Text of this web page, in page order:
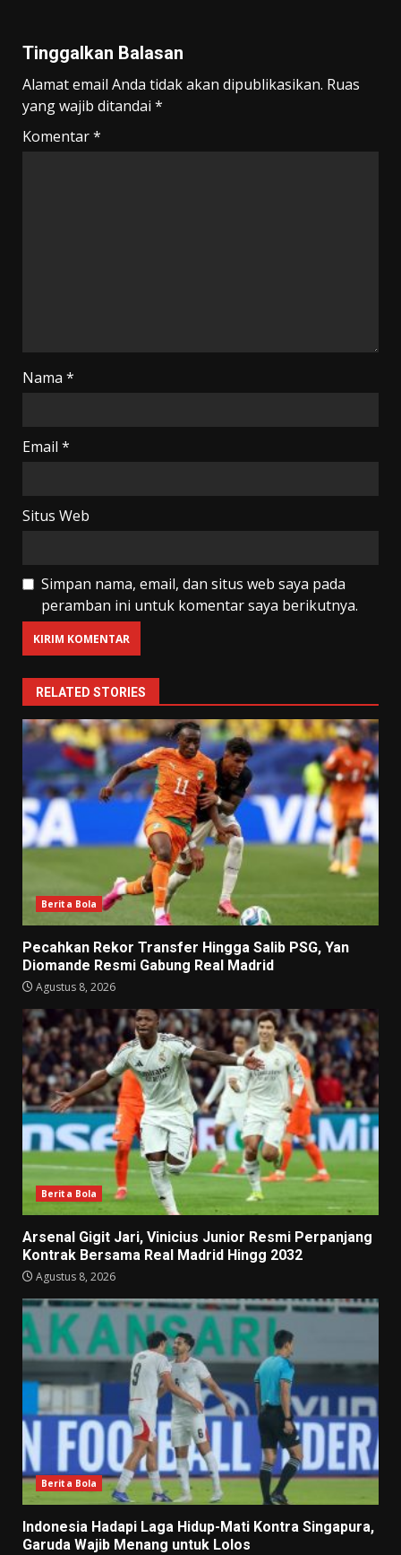
Tinggalkan Balasan
Alamat email Anda tidak akan dipublikasikan. Ruas
yang wajib ditandai *
Komentar*
Nama *
Email *
Situs Web
Simpan nama, email, dan situs web saya pada
peramban ini untuk komentar saya berikutnya.
RELATED STORIES
Berita Bola
Pecahkan Rekor Transfer Hingga Salib PSG, Yan
Diomande Resmi Gabung Real Madrid
Agustus 8, 2026
Berita Bola
Arsenal Gigit Jari, Vinicius Junior Resmi Perpanjang
Kontrak Bersama Real Madrid Hingg 2032
Agustus 8, 2026
Berita Bola
Indonesia Hadapi Laga Hidup-Mati Kontra Singapura,
Garuda Wajib Menang untuk Lolos